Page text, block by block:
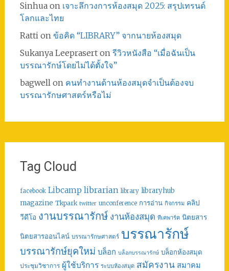
Sinhuaon เจาะลึกวงการห้องสมุด 2025: สรุปเทรนด์
โลกและไทย
Rattion ข้อคิด “LIBRARY” จากนายห้องสมุด
Sukanya Leepraserton รีวิวหนังสือ “เมื่อฉันเป็น
บรรณารักษ์โดยไม่ได้ตั้งใจ”
bagwellon คนทำงานด้านห้องสมุดจำเป็นต้องจบ
บรรณารักษศาสตร์หรือไม่
Tag Cloud
facebook Libcamp librarian library libraryhub
magazine Tkpark twitter unconference การอ่าน กิจกรรม คลิป
วีดีโอ งานบรรณารักษ์ งานห้องสมุด ทีเคพาร์ค นิตยสาร
นิตยสารออนไลน์ บรรณารักษศาสตร์ บรรณารักษ์
บรรณารักษ์ยุคใหม่ บล็อก บล็อกบรรณารักษ์ บล็อกห้องสมุด
ประชุมวิชาการ ผู้ใช้บริการ ระบบห้องสมุด สมัครงาน สมาคม